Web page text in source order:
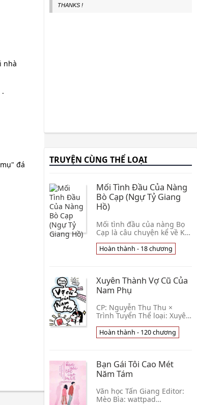
nhà
đá
THANKS !
TRUYỆN CÙNG THỂ LOẠI
Mối Tình Đầu Của Nàng
Bò Cạp (Ngự Tỷ Giang
Hồ)
Mối tình đầu của nàng Bọ
Cạp là câu chuyện kể về Kỳ
trong bộ ba Kỳ Quyên, Tiêu
Tinh (trong tác phẩm “Chờ
chạy”). Vẫn phong cách nhẹ
nhàng tinh tế, trong Mối
tình đầu của nàng Bọ Cạp,
Điệp Chi Linh đã đem đến
cho bạn đọc những
Hoàn thành - 18 chương
Xuyên Thành Vợ Cũ Của
Nam Phụ
CP: Nguyễn Thu Thu ×
Trình Tuyển Thể loại: Xuyên
chữa trị, HE Edit: Hạ Cẩn
Bìa: đây là bìa truyện gốc,
Hoàn thành - 120 chương
Bạn Gái Tôi Cao Mét
Năm Tám
Văn học Tấn Giang Editor:
Mèo Bìa: wattpad